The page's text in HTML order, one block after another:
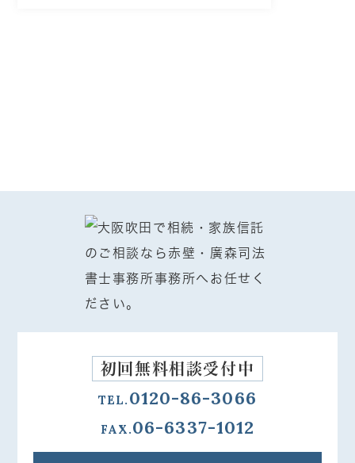
初回無料相談受付中
TEL. 0120-86-3066
FAX.06-6337-1012